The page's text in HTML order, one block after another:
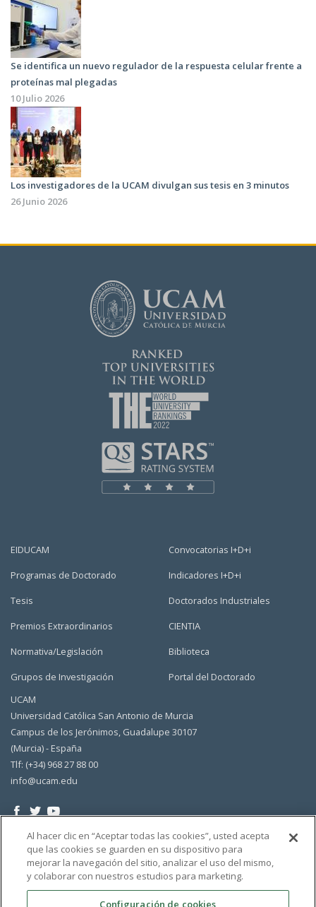
Se identifica un nuevo regulador de la respuesta celular frente a
proteínas mal plegadas
10 Julio 2026
Los investigadores de la UCAM divulgan sus tesis en 3 minutos
26 Junio 2026
EIDUCAM
Programas de Doctorado
Tesis
Premios Extraordinarios
Normativa/Legislación
Grupos de Investigación
Convocatorias I+D+i
Indicadores I+D+i
Doctorados Industriales
CIENTIA
Biblioteca
Portal del Doctorado
UCAM
Universidad Católica San Antonio de Murcia
Campus de los Jerónimos, Guadalupe 30107
(Murcia) - España
Tlf: (+34) 968 27 88 00
info@ucam.edu
Al hacer clic en “Aceptar todas las cookies”, usted acepta
que las cookies se guarden en su dispositivo para
mejorar la navegación del sitio, analizar el uso del mismo,
y colaborar con nuestros estudios para marketing.
Configuración de cookies